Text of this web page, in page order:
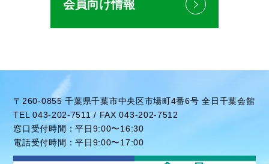
会員向け情報
〒260-0855 千葉県千葉市中央区市場町4番6号 全日千葉会館
TEL 043-202-7511 / FAX 043-202-7512
窓口受付時間：平日9:00〜16:30
電話受付時間：平日9:00〜17:00